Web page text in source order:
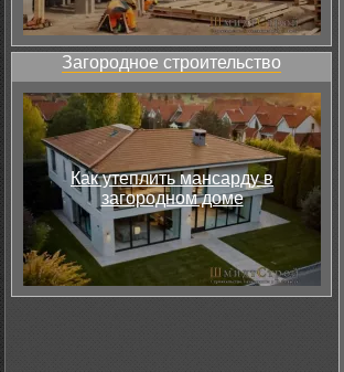
Загородное строительство
Как утеплить мансарду в
загородном доме